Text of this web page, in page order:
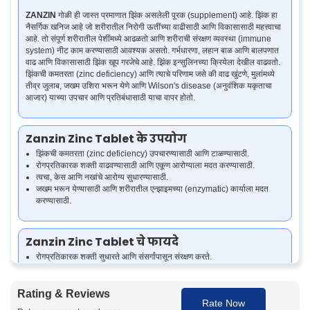
ZANZIN गोळी ही जास्त प्रमाणात झिंक असलेली पूरक (supplement) आहे. झिंक हा
नैसर्गिक खनिज आहे जो शरीरातील निरोगी ऊतींच्या वाढीसाठी आणि विकासासाठी महत्त्वाचा
आहे. तो संपूर्ण शरीरातील पेशींमध्ये आढळतो आणि शरीराची संरक्षण व्यवस्था (immune
system) नीट काम करण्यासाठी आवश्यक असतो. गर्भधारणा, लहान बाळ आणि बालपणात
वाढ आणि विकासासाठी झिंक खूप गरजेचे आहे. झिंक इन्सुलिनच्या क्रियेला देखील वाढवतो.
झिंकची कमतरता (zinc deficiency) आणि त्याचे परिणाम जसे की वाढ खुंटणे, मुलांमध्ये
तीव्र जुलाब, जखम उशिरा भरून येणे आणि Wilson's disease (अनुवंशिक यकृताचा
आजार) याच्या उपचार आणि प्रतिबंधासाठी याचा वापर होतो.
Zanzin Zinc Tablet के उपयोग
झिंकची कमतरता (zinc deficiency) उपचारण्यासाठी आणि टाळण्यासाठी.
रोगप्रतिकारक शक्ती वाढवण्यासाठी आणि एकूण आरोग्याला मदत करण्यासाठी.
त्वचा, केस आणि नखांचे आरोग्य सुधारण्यासाठी.
जखम भरून येण्यासाठी आणि शरीरातील एन्झाइमच्या (enzymatic) कार्याला मदत
करण्यासाठी.
Zanzin Zinc Tablet चे फायदे
रोगप्रतिकारक शक्ती सुधारते आणि संसर्गांपासून संरक्षण करते.
शरीरातील एन्झाइमच्या (enzymatic) योग्य कार्यासाठी मदत करते.
Rating & Reviews
Rate Now